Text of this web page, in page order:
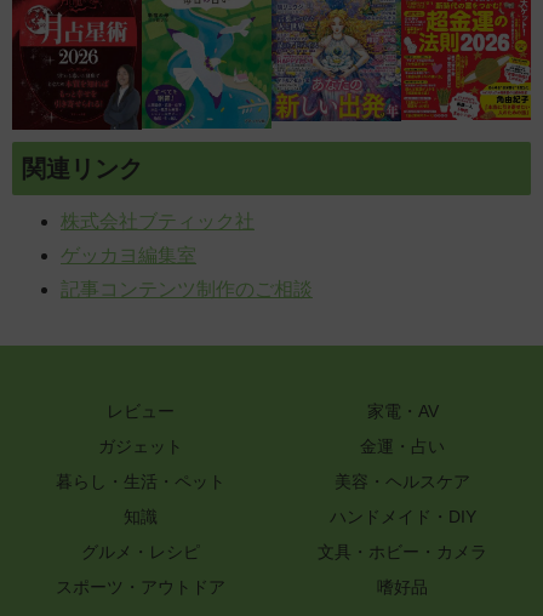
関連リンク
株式会社ブティック社
ゲッカヨ編集室
記事コンテンツ制作のご相談
レビュー
家電・AV
ガジェット
金運・占い
暮らし・生活・ペット
美容・ヘルスケア
知識
ハンドメイド・DIY
グルメ・レシピ
文具・ホビー・カメラ
スポーツ・アウトドア
嗜好品